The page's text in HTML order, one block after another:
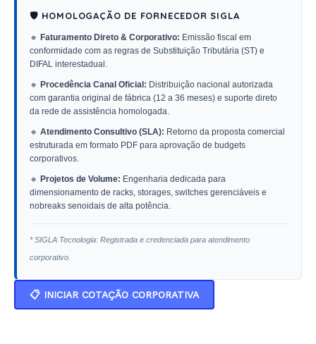
🛡️ HOMOLOGAÇÃO DE FORNECEDOR SIGLA
🔹 Faturamento Direto & Corporativo: Emissão fiscal em
conformidade com as regras de Substituição Tributária (ST) e
DIFAL interestadual.
🔹 Procedência Canal Oficial: Distribuição nacional autorizada
com garantia original de fábrica (12 a 36 meses) e suporte direto
da rede de assistência homologada.
🔹 Atendimento Consultivo (SLA): Retorno da proposta comercial
estruturada em formato PDF para aprovação de budgets
corporativos.
🔹 Projetos de Volume: Engenharia dedicada para
dimensionamento de racks, storages, switches gerenciáveis e
nobreaks senoidais de alta potência.
* SIGLA Tecnologia: Registrada e credenciada para atendimento
corporativo.
📋 INICIAR COTAÇÃO CORPORATIVA